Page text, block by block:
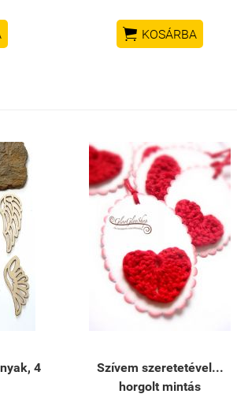
 KOSÁRBA
4
Szívem szeretetével...
horgolt mintás